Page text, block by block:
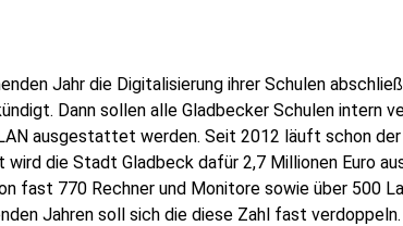
Jahr die Digitalisierung ihrer Schulen
Dann sollen alle Gladbecker Schulen intern
ausgestattet werden. Seit 2012 läuft schon der
wird die Stadt Gladbeck dafür 2,7 Millionen Euro
fast 770 Rechner und Monitore sowie über 500
Jahren soll sich die diese Zahl fast